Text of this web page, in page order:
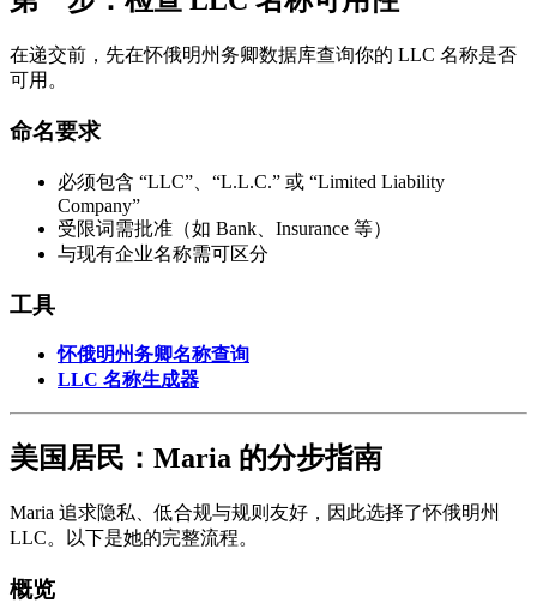
在递交前，先在怀俄明州务卿数据库查询你的 LLC 名称是否
可用。
命名要求
必须包含 “LLC”、“L.L.C.” 或 “Limited Liability
Company”
受限词需批准（如 Bank、Insurance 等）
与现有企业名称需可区分
工具
怀俄明州务卿名称查询
LLC 名称生成器
美国居民：Maria 的分步指南
Maria 追求隐私、低合规与规则友好，因此选择了怀俄明州
LLC。以下是她的完整流程。
概览